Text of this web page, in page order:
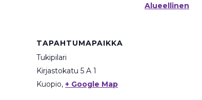
Alueellinen
TAPAHTUMAPAIKKA
Tukipilari
Kirjastokatu 5 A 1
Kuopio, + Google Map